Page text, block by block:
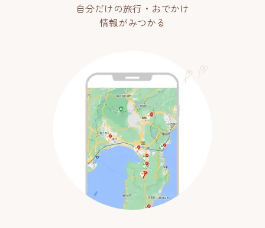
自分だけの旅行・おでかけ
情報がみつかる